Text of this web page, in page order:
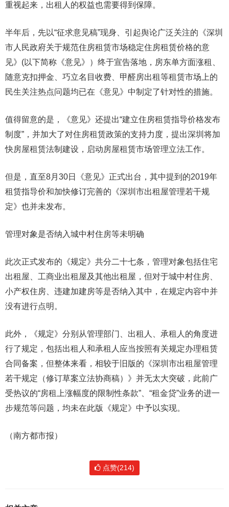
重视起来，出租人的权益也需要得到保障。
半年后，先以“征求意见稿”现身、引起舆论广泛关注的《深圳
市人民政府关于规范住房租赁市场稳定住房租赁价格的意
见》(以下简称《意见》）终于宣告落地，房东单方面涨租、
随意克扣押金、巧立名目收费、甲醛房出租等租赁市场上的
民生关注热点问题均已在《意见》中制定了针对性的措施。
值得留意的是，《意见》还提出“建立住房租赁指导价格发布
制度”，并加大了对住房租赁政策的支持力度，提出深圳将加
快房屋租赁法制建设，启动房屋租赁市场管理立法工作。
但是，直至8月30日《意见》正式出台，其中提到的2019年
租赁指导价和加快修订完善的《深圳市出租屋管理若干规
定》也并未发布。
管理对象是否纳入城中村住房等未明确
此次正式发布的《规定》共分二十七条，管理对象包括住宅
出租屋、工商业出租屋及其他出租屋，但对于城中村住房、
小产权住房、违建加建房等是否纳入其中，在规定内容中并
没有进行点明。
此外，《规定》分别从管理部门、出租人、承租人的角度进
行了规定，包括出租人和承租人应当按照有关规定办理租赁
合同备案，但整体来看，相较于旧版的《深圳市出租屋管理
若干规定（修订草案立法协商稿）》并无太大突破，此前广
受热议的“房租上涨幅度的限制性条款”、“租金贷”业务的进一
步规范等问题，均未在此版《规定》中予以实现。
（南方都市报）
点赞(214)